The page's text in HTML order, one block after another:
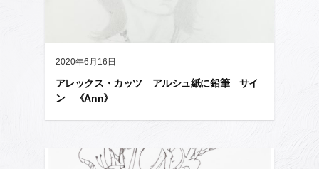
2020年6月16日
アレックス・カッツ アルシュ紙に鉛筆 サイ
ン 《Ann》